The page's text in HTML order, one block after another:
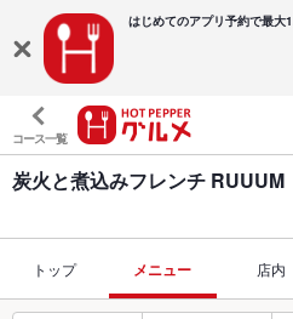
はじめてのアプリ予約で最大
コース一覧
炭火と煮込みフレンチ RUUUM
トップ メニュー 店内